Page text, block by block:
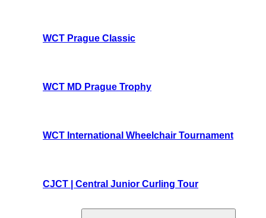
WCT Prague Classic
WCT MD Prague Trophy
WCT International Wheelchair Tournament
CJCT | Central Junior Curling Tour